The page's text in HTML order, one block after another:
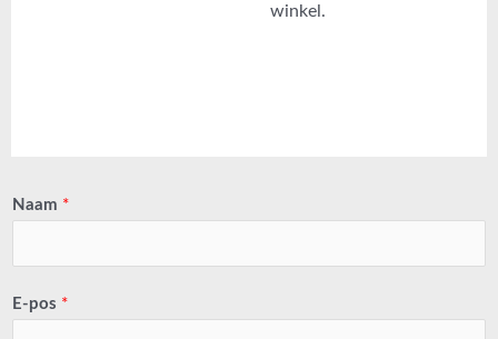
winkel.
Naam *
E-pos *